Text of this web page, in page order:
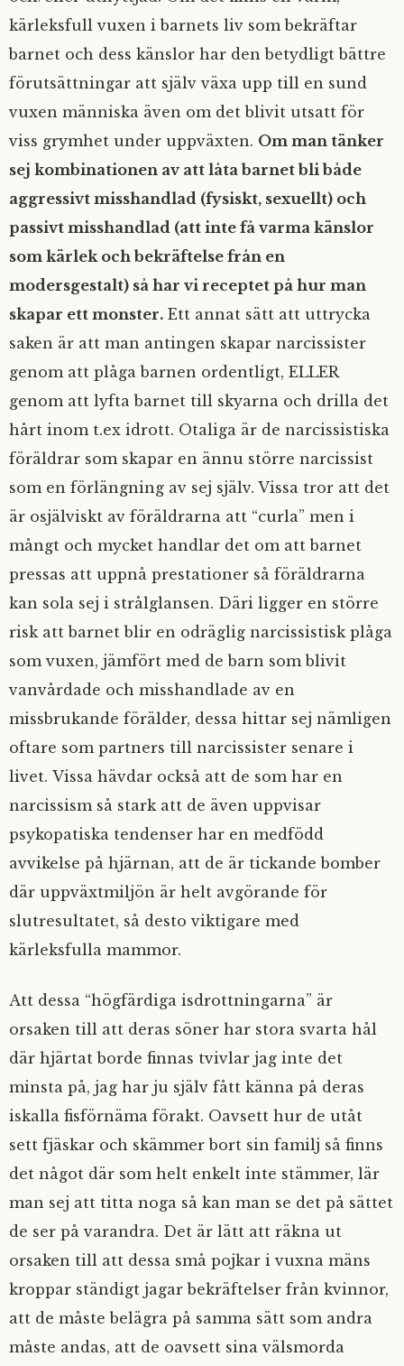
kärleksfull vuxen i barnets liv som bekräftar
barnet och dess känslor har den betydligt bättre
förutsättningar att själv växa upp till en sund
vuxen människa även om det blivit utsatt för
viss grymhet under uppväxten. Om man tänker
sej kombinationen av att låta barnet bli både
aggressivt misshandlad (fysiskt, sexuellt) och
passivt misshandlad (att inte få varma känslor
som kärlek och bekräftelse från en
modersgestalt) så har vi receptet på hur man
skapar ett monster. Ett annat sätt att uttrycka
saken är att man antingen skapar narcissister
genom att plåga barnen ordentligt, ELLER
genom att lyfta barnet till skyarna och drilla det
hårt inom t.ex idrott. Otaliga är de narcissistiska
föräldrar som skapar en ännu större narcissist
som en förlängning av sej själv. Vissa tror att det
är osjälviskt av föräldrarna att “curla” men i
mångt och mycket handlar det om att barnet
pressas att uppnå prestationer så föräldrarna
kan sola sej i strålglansen. Däri ligger en större
risk att barnet blir en odräglig narcissistisk plåga
som vuxen, jämfört med de barn som blivit
vanvårdade och misshandlade av en
missbrukande förälder, dessa hittar sej nämligen
oftare som partners till narcissister senare i
livet. Vissa hävdar också att de som har en
narcissism så stark att de även uppvisar
psykopatiska tendenser har en medfödd
avvikelse på hjärnan, att de är tickande bomber
där uppväxtmiljön är helt avgörande för
slutresultatet, så desto viktigare med
kärleksfulla mammor.
Att dessa “högfärdiga isdrottningarna” är
orsaken till att deras söner har stora svarta hål
där hjärtat borde finnas tvivlar jag inte det
minsta på, jag har ju själv fått känna på deras
iskalla fisförnäma förakt. Oavsett hur de utåt
sett fjäskar och skämmer bort sin familj så finns
det något där som helt enkelt inte stämmer, lär
man sej att titta noga så kan man se det på sättet
de ser på varandra. Det är lätt att räkna ut
orsaken till att dessa små pojkar i vuxna mäns
kroppar ständigt jagar bekräftelser från kvinnor,
att de måste belägra på samma sätt som andra
måste andas, att de oavsett sina välsmorda